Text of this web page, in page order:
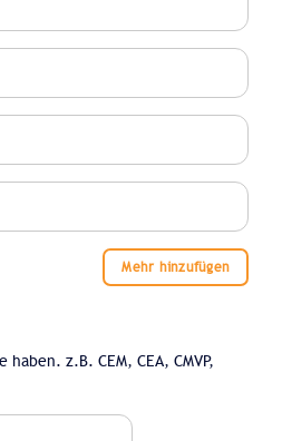
Mehr hinzufügen
z.B. CEM, CEA, CMVP,